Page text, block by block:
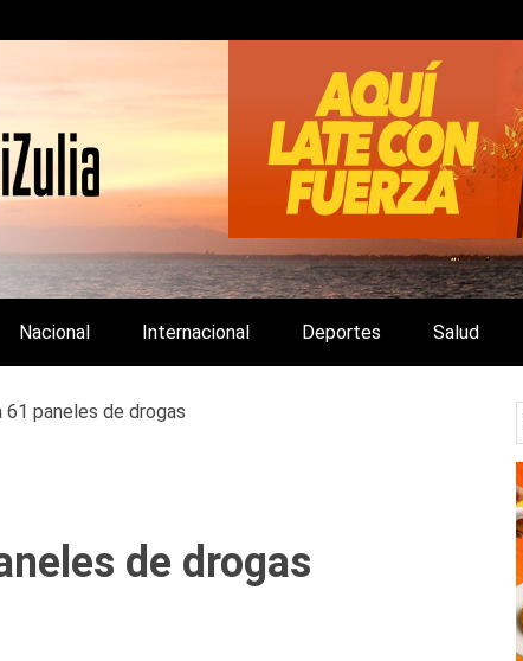
DE INTERÉS GENERAL.
Nacional Internacional Deportes Salud
61 paneles de drogas
de drogas